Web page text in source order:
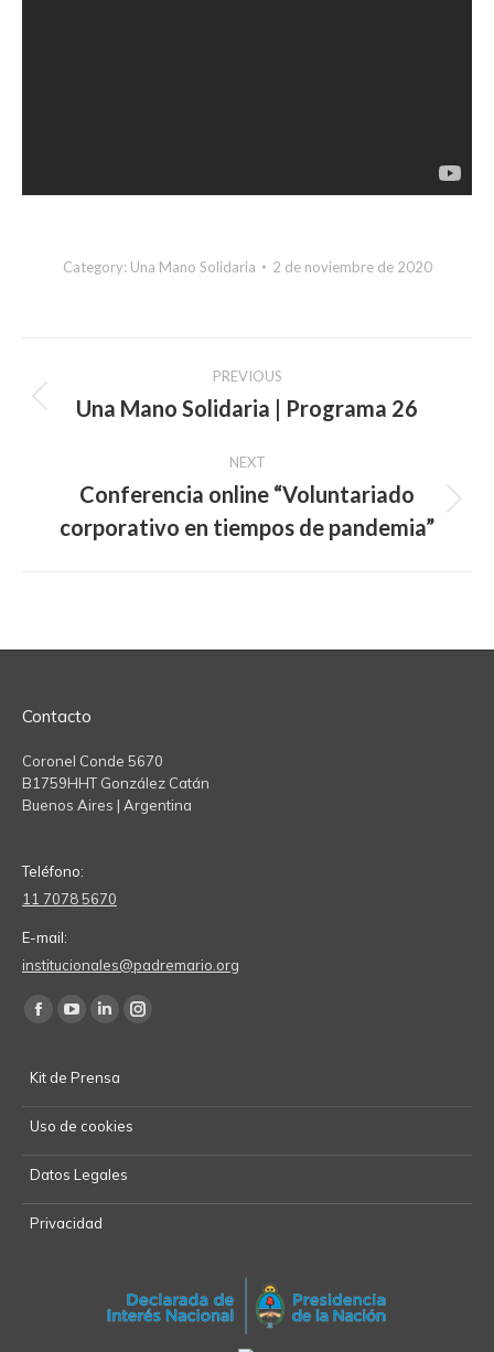
Category: Una Mano Solidaria 2 de noviembre de 2020
navigation
PREVIOUS
Previous
Una Mano Solidaria | Programa 26
NEXT
Next
post:
Conferencia online “Voluntariado
corporativo en tiempos de pandemia”
Contacto
Coronel Conde 5670
B1759HHT González Catán
Buenos Aires | Argentina
Teléfono:
11 7078 5670
E-mail:
institucionales@padremario.org
Find us on:
Facebook
opens
in
new
window
opens
in
new
window
Linkedin
opens
in
new
window
Instagram
in
Kit de Prensa
Uso de cookies
Datos Legales
Privacidad